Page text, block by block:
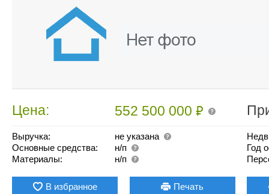
Цена: 552 500 000₽
Выручка:
не указана
Основные средства:
н/п
Материалы:
н/п
Год
В избранное Печать